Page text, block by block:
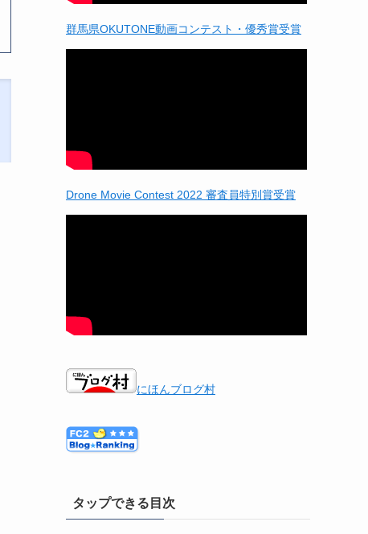
群馬県OKUTONE動画コンテスト・優秀賞受賞
Drone Movie Contest 2022 審査員特別賞受賞
にほんブログ村
タップできる目次